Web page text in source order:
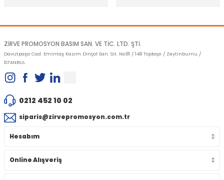
ZİRVE PROMOSYON BASIM SAN. VE TİC. LTD. ŞTİ.
Davutpaşa Cad. Emintaş Kazım Dinçol San. Sit. No:81 / 148 Topkapı / Zeytinburnu /
İSTANBUL
0212 452 10 02
siparis@zirvepromosyon.com.tr
Hesabım
Online Alışveriş